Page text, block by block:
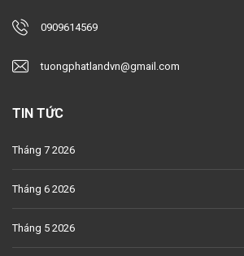
0909614569
tuongphatlandvn@gmail.com
TIN TỨC
Tháng 7 2026
Tháng 6 2026
Tháng 5 2026